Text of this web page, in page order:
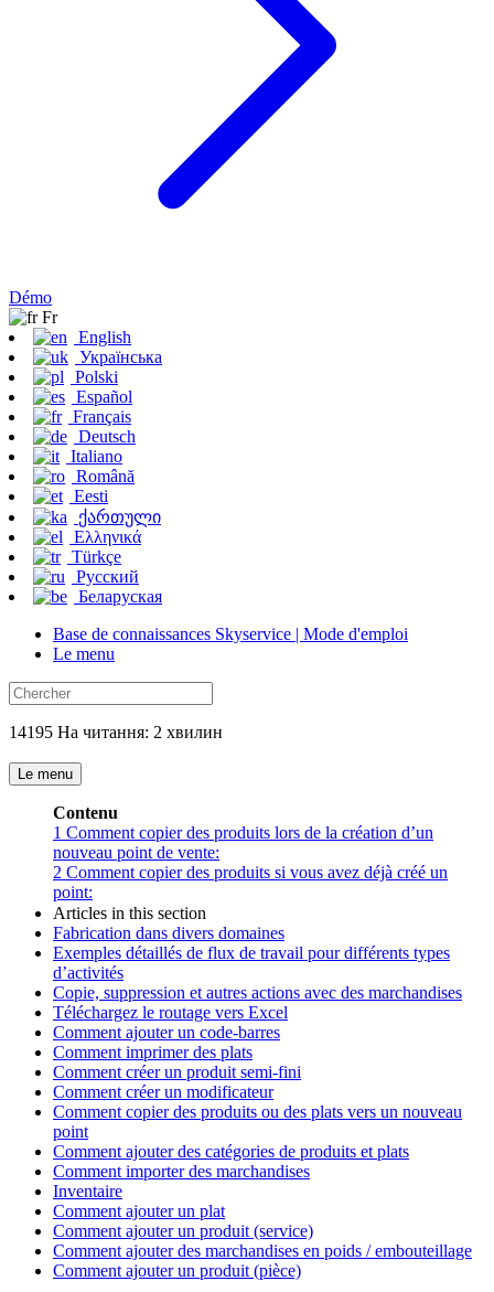
Démo
Fr
English
Українська
Polski
Español
Français
Deutsch
Italiano
Română
Eesti
ქართული
Ελληνικά
Türkçe
Русский
Беларуская
Base de connaissances Skyservice | Mode d'emploi
Le menu
14195 На читання: 2 хвилин
Le menu
Contenu
1 Comment copier des produits lors de la création d’un
nouveau point de vente:
2 Comment copier des produits si vous avez déjà créé un
point:
Articles in this section
Fabrication dans divers domaines
Exemples détaillés de flux de travail pour différents types
d’activités
Copie, suppression et autres actions avec des marchandises
Téléchargez le routage vers Excel
Comment ajouter un code-barres
Comment imprimer des plats
Comment créer un produit semi-fini
Comment créer un modificateur
Comment copier des produits ou des plats vers un nouveau
point
Comment ajouter des catégories de produits et plats
Comment importer des marchandises
Inventaire
Comment ajouter un plat
Comment ajouter un produit (service)
Comment ajouter des marchandises en poids / embouteillage
Comment ajouter un produit (pièce)